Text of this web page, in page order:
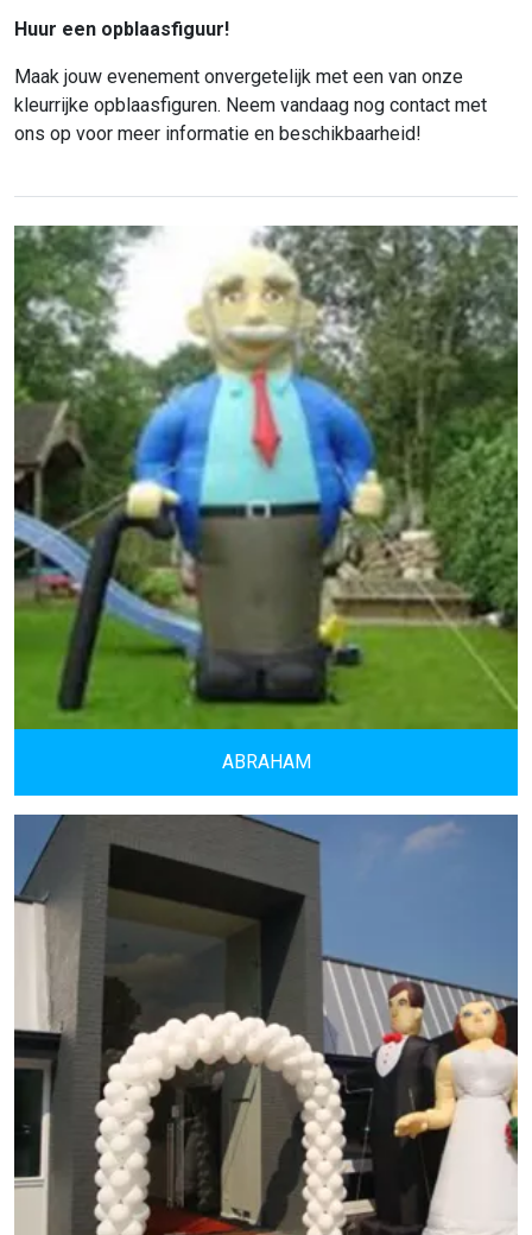
Huur een opblaasfiguur!
Maak jouw evenement onvergetelijk met een van onze
kleurrijke opblaasfiguren. Neem vandaag nog contact met
ons op voor meer informatie en beschikbaarheid!
ABRAHAM